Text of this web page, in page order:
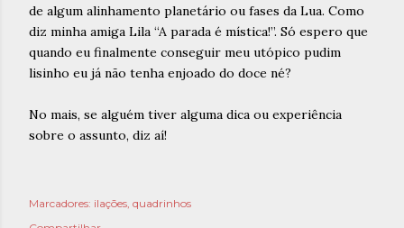
de algum alinhamento planetário ou fases da Lua. Como
diz minha amiga Lila “A parada é mística!”. Só espero que
quando eu finalmente conseguir meu utópico pudim
lisinho eu já não tenha enjoado do doce né?
No mais, se alguém tiver alguma dica ou experiência
sobre o assunto, diz aí!
Marcadores: ilações quadrinhos